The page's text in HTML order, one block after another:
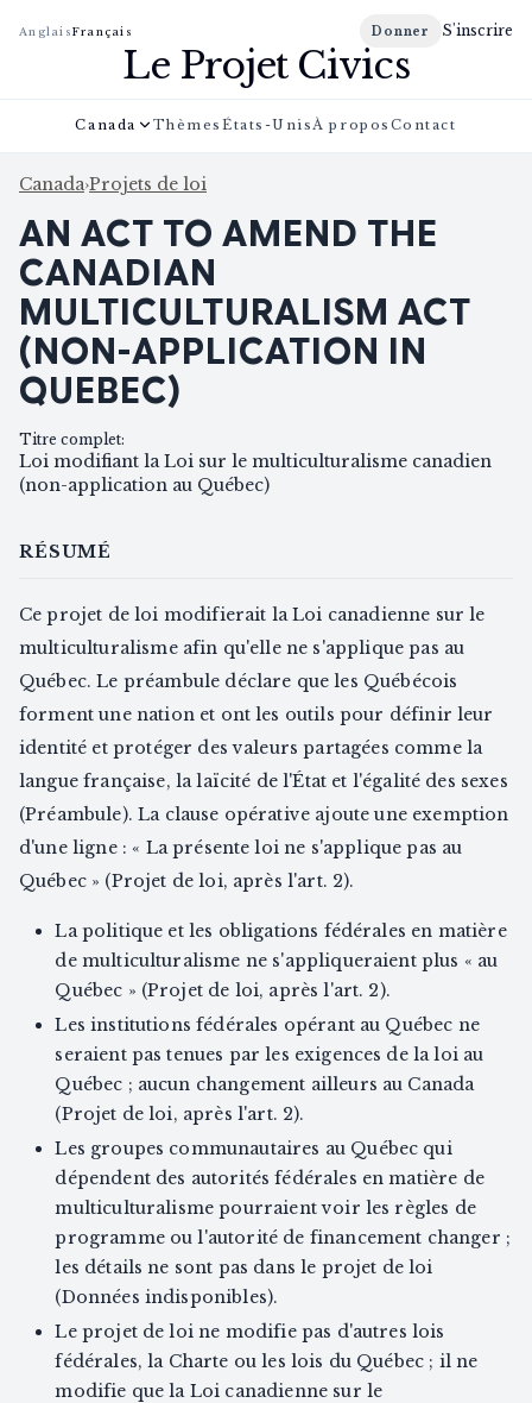
AnglaisFrançais Donner S'inscrire
Le Projet Civics
Canada Thèmes États-Unis À propos Contact
Canada›Projets de loi
AN ACT TO AMEND THE
CANADIAN
MULTICULTURALISM ACT
(NON-APPLICATION IN
QUEBEC)
Titre complet:
Loi modifiant la Loi sur le multiculturalisme canadien
(non-application au Québec)
RÉSUMÉ
Ce projet de loi modifierait la Loi canadienne sur le
multiculturalisme afin qu'elle ne s'applique pas au
Québec. Le préambule déclare que les Québécois
forment une nation et ont les outils pour définir leur
identité et protéger des valeurs partagées comme la
langue française, la laïcité de l'État et l'égalité des sexes
(Préambule). La clause opérative ajoute une exemption
d'une ligne : « La présente loi ne s'applique pas au
Québec » (Projet de loi, après l'art. 2).
La politique et les obligations fédérales en matière
de multiculturalisme ne s'appliqueraient plus « au
Québec » (Projet de loi, après l'art. 2).
Les institutions fédérales opérant au Québec ne
seraient pas tenues par les exigences de la loi au
Québec ; aucun changement ailleurs au Canada
(Projet de loi, après l'art. 2).
Les groupes communautaires au Québec qui
dépendent des autorités fédérales en matière de
multiculturalisme pourraient voir les règles de
programme ou l'autorité de financement changer ;
les détails ne sont pas dans le projet de loi
(Données indisponibles).
Le projet de loi ne modifie pas d'autres lois
fédérales, la Charte ou les lois du Québec ; il ne
modifie que la Loi canadienne sur le